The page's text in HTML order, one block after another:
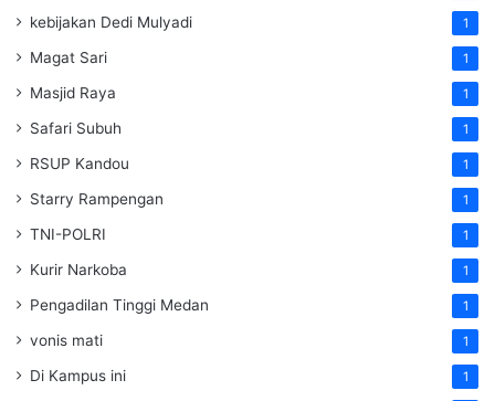
kebijakan Dedi Mulyadi 1
Magat Sari 1
Masjid Raya 1
Safari Subuh 1
RSUP Kandou 1
Starry Rampengan 1
TNI-POLRI 1
Kurir Narkoba 1
Pengadilan Tinggi Medan 1
vonis mati 1
Di Kampus ini 1